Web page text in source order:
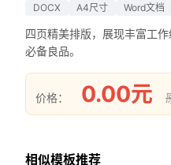
DOCX A4尺寸 Word文档
四页精美排版，展现丰富工
必备良品。
价格： 0.00元
相似模板推荐